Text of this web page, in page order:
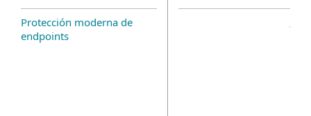
Protección moderna de
endpoints